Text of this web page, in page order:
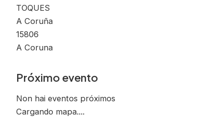
TOQUES
A Coruña
15806
A Coruna
Próximo evento
Non hai eventos próximos
Cargando mapa....